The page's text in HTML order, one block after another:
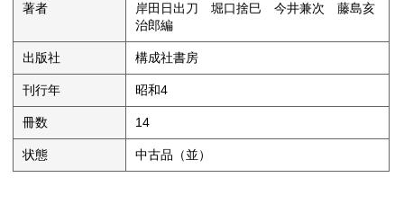
著者
岸田日出刀 堀口捨巳 今井兼次 藤島亥
治郎編
出版社 構成社書房
刊行年 昭和4
冊数 14
状態 中古品（並）